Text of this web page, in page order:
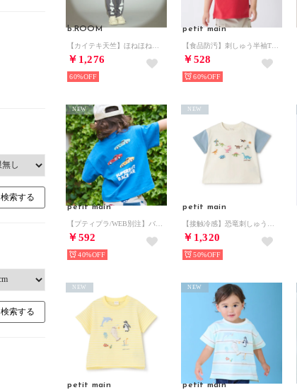
b.ROOM
￥1,276
60%
petit main
￥528
60%
petit main
￥592
NEW
40%
petit main
￥1,320
NEW
50%
petit main
NEW
petit main
NEW